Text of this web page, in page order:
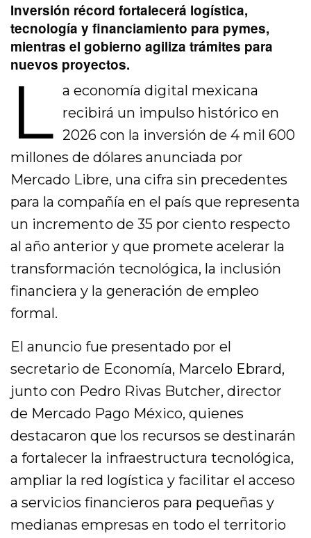
Inversión récord fortalecerá logística,
tecnología y financiamiento para pymes,
mientras el gobierno agiliza trámites para
nuevos proyectos.
L a economía digital mexicana
recibirá un impulso histórico en
2026 con la inversión de 4 mil 600
millones de dólares anunciada por
Mercado Libre, una cifra sin precedentes
para la compañía en el país que representa
un incremento de 35 por ciento respecto
al año anterior y que promete acelerar la
transformación tecnológica, la inclusión
financiera y la generación de empleo
formal.
El anuncio fue presentado por el
secretario de Economía, Marcelo Ebrard,
junto con Pedro Rivas Butcher, director
de Mercado Pago México, quienes
destacaron que los recursos se destinarán
a fortalecer la infraestructura tecnológica,
ampliar la red logística y facilitar el acceso
a servicios financieros para pequeñas y
medianas empresas en todo el territorio